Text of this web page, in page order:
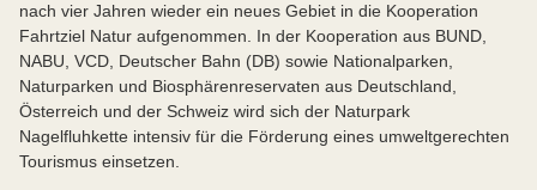
nach vier Jahren wieder ein neues Gebiet in die Kooperation
Fahrtziel Natur aufgenommen. In der Kooperation aus BUND,
NABU, VCD, Deutscher Bahn (DB) sowie Nationalparken,
Naturparken und Biosphärenreservaten aus Deutschland,
Österreich und der Schweiz wird sich der Naturpark
Nagelfluhkette intensiv für die Förderung eines umweltgerechten
Tourismus einsetzen.